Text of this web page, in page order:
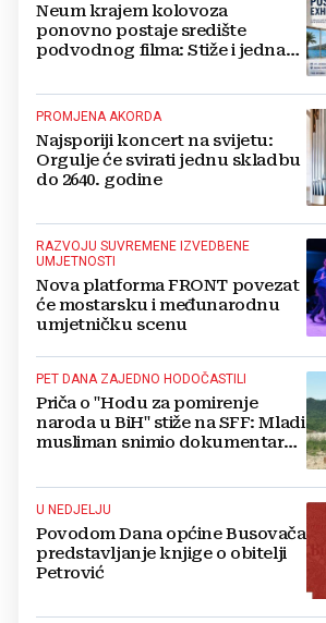
Neum krajem kolovoza
ponovno postaje središte
podvodnog filma: Stiže i jedna
PROMJENA AKORDA
Najsporiji koncert na svijetu:
Orgulje će svirati jednu skladbu
do 2640. godine
RAZVOJU SUVREMENE IZVEDBENE
UMJETNOSTI
Nova platforma FRONT povezat
će mostarsku i međunarodnu
umjetničku scenu
PET DANA ZAJEDNO HODOČASTILI
Priča o "Hodu za pomirenje
naroda u BiH" stiže na SFF: Mladi
musliman snimio dokumentarac
U NEDJELJU
Povodom Dana općine Busovača
predstavljanje knjige o obitelji
Petrović